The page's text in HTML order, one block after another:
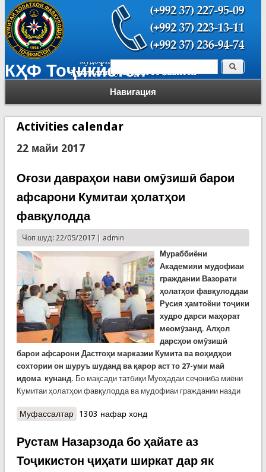
КҲФ Тоҷикистон
Навигация
Форма поиска Поиск
Activities calendar
22 майи 2017
Оғози давраҳои нави омӯзишӣ барои
афсарони Кумитаи ҳолатҳои
фавқулодда
Чоп шуд: 22/05/2017 | admin
Мураббиёни
Академияи мудофиаи
граждании Вазорати
ҳолатҳои фавқулоддаи
Русия ҳамтоёни тоҷики
худро дарси маҳорат
меомӯзанд. Алҳол
дарсҳои омӯзишӣ
барои афсарони Дастгоҳи марказии Кумита ва воҳидҳои
сохтории он шуруъ шуданд ва қарор аст то 27-уми май
идома кунанд. Бо мақсади татбиқи Муоҳадаи сеҷониба миёни
Кумитаи ҳолатҳои фавқулодда ва мудофиаи граждании назди
Муфассалтаро Оғози давраҳои нави омӯзишӣ барои
1303 нафар хонд
Рустам Назарзода бо ҳайате аз
Тоҷикистон ҷиҳати ширкат дар як